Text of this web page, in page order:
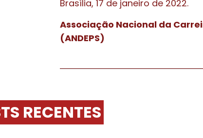
Brasília, 17 de janeiro de 2022.
Associação Nacional da
(ANDEPS)
RECENTES